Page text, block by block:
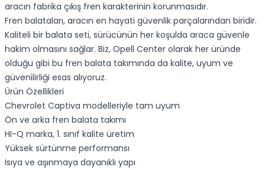
aracın fabrika çıkış fren karakterinin korunmasıdır.
Fren balataları, aracın en hayati güvenlik parçalarından biridir.
Kaliteli bir balata seti, sürücünün her koşulda araca güvenle
hakim olmasını sağlar. Biz, Opell Center olarak her üründe
olduğu gibi bu fren balata takımında da kalite, uyum ve
güvenilirliği esas alıyoruz.
Ürün Özellikleri
Chevrolet Captiva modelleriyle tam uyum
Ön ve arka fren balata takımı
HI-Q marka, 1. sınıf kalite üretim
Yüksek sürtünme performansı
Isıya ve aşınmaya dayanıklı yapı